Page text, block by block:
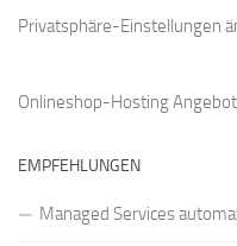
Privatsphäre-Einstellungen
Onlineshop-Hosting
EMPFEHLUNGEN
Managed Services